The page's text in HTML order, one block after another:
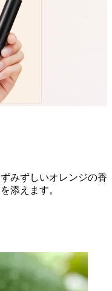
みずしいオレンジの香
添えます。